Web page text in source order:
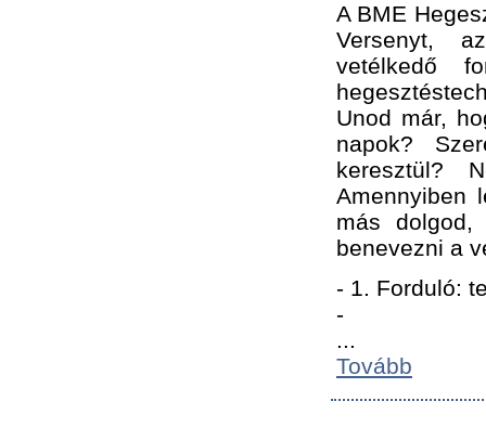
A BME
Versenyt,
vetélkedő
Unod már,
napok?
keresztül?
Amennyiben
más
benevezni a
- 1. Forduló:
-
...
Tovább